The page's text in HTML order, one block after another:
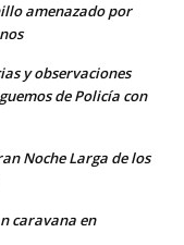
amenazado por
y observaciones
de Policía con
Noche Larga de los
caravana en